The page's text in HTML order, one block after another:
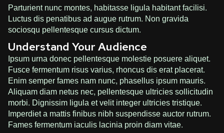
Parturient nunc montes, habitasse ligula habitant facilisi.
Luctus dis penatibus ad augue rutrum. Non gravida
sociosqu pellentesque cursus dictum.
Understand Your Audience
Ipsum urna donec pellentesque molestie posuere aliquet.
Fusce fermentum risus varius, rhoncus dis erat placerat.
Enim semper fames nam nunc, phasellus ipsum mauris.
Aliquam diam netus nec, pellentesque ultricies sollicitudin
morbi. Dignissim ligula et velit integer ultricies tristique.
Imperdiet a mattis finibus nibh suspendisse auctor rutrum.
Fames fermentum iaculis lacinia proin diam vitae.